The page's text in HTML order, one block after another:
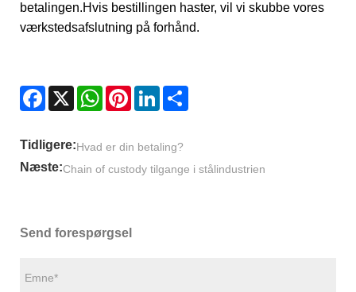
betalingen.Hvis bestillingen haster, vil vi skubbe vores
værkstedsafslutning på forhånd.
Facebook
X WhatsAppPinterestLinkedIn
Tidligere:Hvad er din betaling?
Næste:Chain of custody tilgange i stålindustrien
Send forespørgsel